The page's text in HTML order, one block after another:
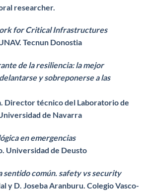
researcher.
for Critical Infrastructures
Tecnun Donostia
de la resiliencia: la mejor
y sobreponerse a las
Director técnico del Laboratorio de
de Navarra
en emergencias
Universidad de Deusto
sentido común. safety vs security
y D. Joseba Aranburu. Colegio Vasco-